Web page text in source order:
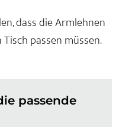
dass die Armlehnen
passen müssen.
passende